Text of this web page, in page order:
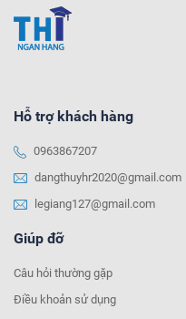
Hỗ trợ khách hàng
0963867207
dangthuyhr2020@gmail.com
legiang127@gmail.com
Giúp đỡ
Câu hỏi thường gặp
Điều khoản sử dụng